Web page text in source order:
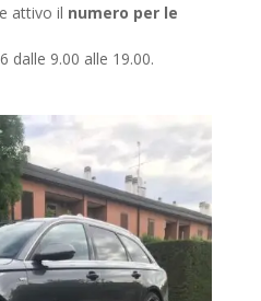
attivo il numero per le
dalle 9.00 alle 19.00.